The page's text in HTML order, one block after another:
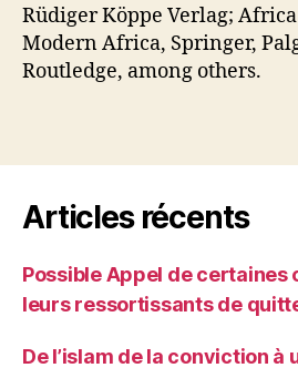
Rüdiger Köppe Verlag;
Modern Africa, Springer,
Routledge, among others.
Articles récents
Possible Appel de certaines
leurs ressortissants de
De l’islam de la conviction à